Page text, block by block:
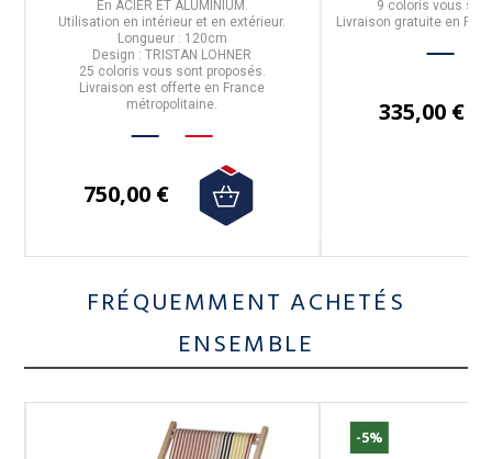
En ACIER ET ALUMINIUM .
Utilisation en intérieur et en extérieur.
Longueur : 120cm
Design : TRISTAN LOHNER
25 coloris vous sont proposés.
Livraison est offerte en France
métropolitaine.
750,00 €
9 coloris vous
Livraison gratuite en
335,00 €
FRÉQUEMMENT ACHETÉS
ENSEMBLE
-5%